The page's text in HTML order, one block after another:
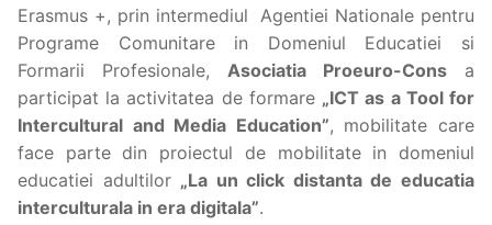
Erasmus +, prin intermediul Agentiei Nationale pentru
Programe Comunitare in Domeniul Educatiei si
Formarii Profesionale, Asociatia Proeuro-Cons a
participat la activitatea de formare „ICT as a Tool for
Intercultural and Media Education”, mobilitate care
face parte din proiectul de mobilitate in domeniul
educatiei adultilor „La un click distanta de educatia
interculturala in era digitala”.